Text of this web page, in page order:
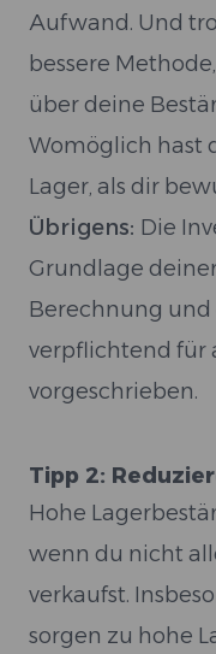
Aufwand. Und
bessere
über deine
Womöglich hast
Lager, als dir
Übrigens: Die
Grundlage
Berechnung und
verpflichtend für
vorgeschrieben.
Tipp 2:
Hohe
wenn du nicht
verkaufst.
sorgen zu hohe